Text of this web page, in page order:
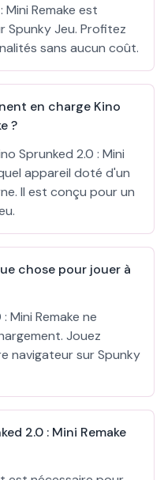
Mini Remake est
Jeu. Profitez
sans aucun coût.
en charge Kino
?
Sprunked 2.0 : Mini
appareil doté d'un
Il est conçu pour un
chose pour jouer à
Mini Remake ne
Jouez
navigateur sur Spunky
2.0 : Mini Remake